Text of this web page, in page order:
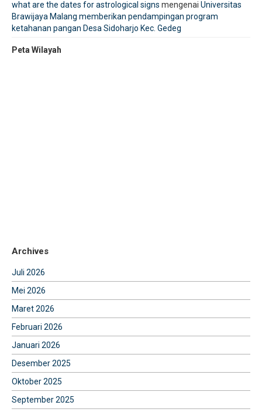
what are the dates for astrological signs mengenai Universitas
Brawijaya Malang memberikan pendampingan program
ketahanan pangan Desa Sidoharjo Kec. Gedeg
Peta Wilayah
Archives
Juli 2026
Mei 2026
Maret 2026
Februari 2026
Januari 2026
Desember 2025
Oktober 2025
September 2025